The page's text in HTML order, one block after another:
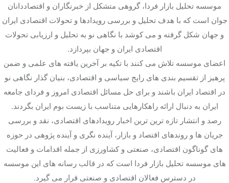
موسسه تحلیل بازار فردا، گروهی متشکل از خبرنگاران و اقتصاددانان
جوان است که با هدف تحلیل و بررسی رویدادها و تحولات اقتصادی ایران
و جهان شکل گرفته و می کوشد با نگاهی نو به تحلیل و ارزیابی تحولات
اقتصادی ایران و جهان بپردازد.
اعضای موسسه تلاش می کنند با تکیه بر آخرین یافته های علمی و ضمن
پرهیز از تقسیم بندی های رایج سیاسی و اقتصادی، بنیان گذار نگاهی نو
در اقتصاد ایران باشند و برای حل مسائل اقتصادی امروز و فردای جامعه
ایران به دنبال ارائه راهکارهایی متناسب با زیست بوم ایران بگردند.
رصد و انتشار تازه ترین ترین اخبار رویدادهای اقتصادی، نقد و بررسی
جریان ها و روندهای اقتصاد و بازار، آینده نگری و آینده پژوهی در حوزه
های گوناگون اقتصادی، صنعتی و کشاورزی از جمله اقدامات و فعالیت
های موسسه تحلیل بازار فردا است که در قالب رسانه های این موسسه
در دسترس فعالان اقتصادی و صنعتی قرار می گیرد.